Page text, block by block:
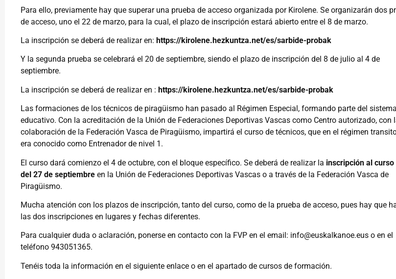
Para ello, previamente hay que superar una prueba de acceso organizada por Kirolene. Se organizarán dos
de acceso, uno el 22 de marzo, para la cual, el plazo de inscripción estará abierto entre el 8 de marzo.
La inscripción se deberá de realizar en: https://kirolene.hezkuntza.net/es/sarbide-probak
Y la segunda prueba se celebrará el 20 de septiembre, siendo el plazo de inscripción del 8 de julio al 4 de
septiembre.
La inscripción se deberá de realizar en : https://kirolene.hezkuntza.net/es/sarbide-probak
Las formaciones de los técnicos de piragüismo han pasado al Régimen Especial, formando parte del sistema
educativo. Con la acreditación de la Unión de Federaciones Deportivas Vascas como Centro autorizado, con
colaboración de la Federación Vasca de Piragüismo, impartirá el curso de técnicos, que en el régimen
era conocido como Entrenador de nivel 1.
El curso dará comienzo el 4 de octubre, con el bloque específico. Se deberá de realizar la inscripción al curso
del 27 de septiembre en la Unión de Federaciones Deportivas Vascas o a través de la Federación Vasca de
Piragüismo.
Mucha atención con los plazos de inscripción, tanto del curso, como de la prueba de acceso, pues hay que
las dos inscripciones en lugares y fechas diferentes.
Para cualquier duda o aclaración, ponerse en contacto con la FVP en el email: info@euskalkanoe.eus o en el
teléfono 943051365.
Tenéis toda la información en el siguiente enlace o en el apartado de cursos de formación.